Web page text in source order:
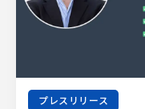
プレスリリース